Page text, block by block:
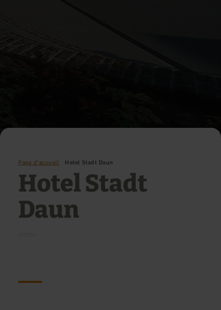
Page d'accueil Hotel Stadt Daun
Hotel Stadt
Daun